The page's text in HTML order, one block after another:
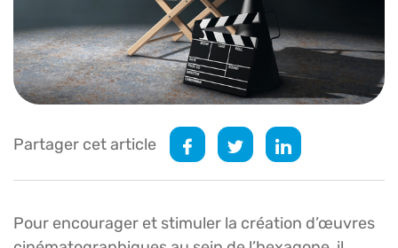
Partager cet article
Pour encourager et stimuler la création d’œuvres